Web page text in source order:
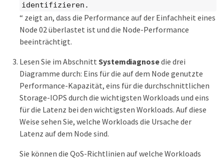
identifizieren.
“ zeigt an, dass die Performance auf der Einfachheit eines
Node 02 überlastet ist und die Node-Performance
beeinträchtigt.
Lesen Sie im Abschnitt Systemdiagnosedie drei
Diagramme durch: Eins für die auf dem Node genutzte
Performance-Kapazität, eins für die durchschnittlichen
Storage-IOPS durch die wichtigsten Workloads und eins
für die Latenz bei den wichtigsten Workloads. Auf diese
Weise sehen Sie, welche Workloads die Ursache der
Latenz auf dem Node sind.
Sie können die QoS-Richtlinien auf welche Workloads